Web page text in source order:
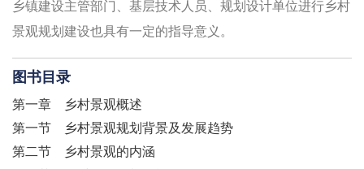
乡镇建设主管部门、基层技术人员、规划设计单位进行乡村
景观规划建设也具有一定的指导意义。
图书目录
第一章 乡村景观概述
第一节 乡村景观规划背景及发展趋势
第二节 乡村景观的内涵